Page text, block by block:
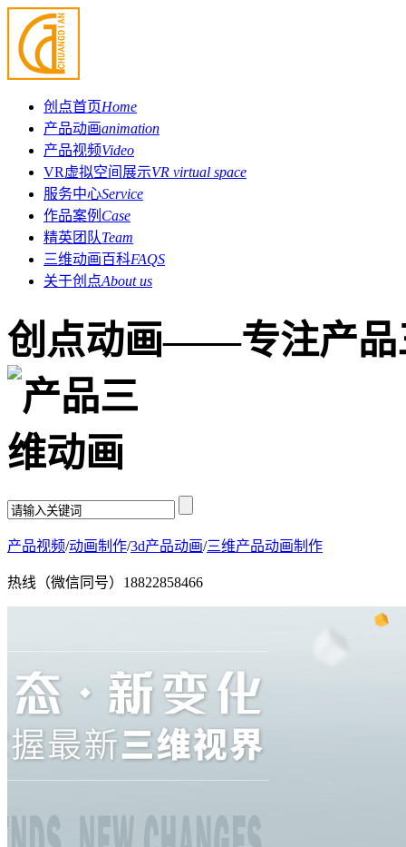
创点首页Home
产品动画animation
产品视频Video
VR虚拟空间展示VR virtual space
服务中心Service
作品案例 Case
精英团队Team
三维动画百科FAQS
关于创点About us
创点动画——专注产品
产品视频/动画制作/3d产品动画/三维产品动画制作
热线（微信同号） 18822858466